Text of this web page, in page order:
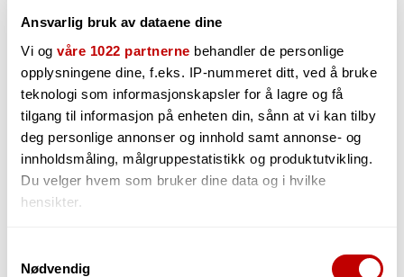
Ansvarlig bruk av dataene dine
Vi og våre 1022 partnerne behandler de personlige
opplysningene dine, f.eks. IP-nummeret ditt, ved å bruke
teknologi som informasjonskapsler for å lagre og få
tilgang til informasjon på enheten din, sånn at vi kan tilby
deg personlige annonser og innhold samt annonse- og
innholdsmåling, målgruppestatistikk og produktutvikling.
Du velger hvem som bruker dine data og i hvilke
hensikter.
Innhente informasjon om den geografiske
Nødvendig
338,-